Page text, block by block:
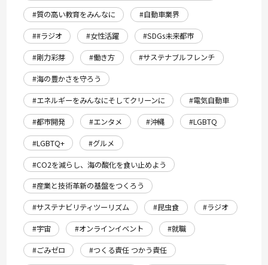
#質の高い教育をみんなに
#自動車業界
##ラジオ
#女性活躍
#SDGs未来都市
#剛力彩芽
#働き方
#サステナブルフレンチ
#海の豊かさを守ろう
#エネルギーをみんなにそしてクリーンに
#電気自動車
#都市開発
#エンタメ #沖縄
#LGBTQ
#LGBTQ+
#グルメ
#CO2を減らし、海の酸化を食い止めよう
#産業と技術革新の基盤をつくろう
#サステナビリティツーリズム
#昆虫食
#ラジオ
#宇宙
#オンラインイベント
#就職
#ごみゼロ
#つくる責任 つかう責任